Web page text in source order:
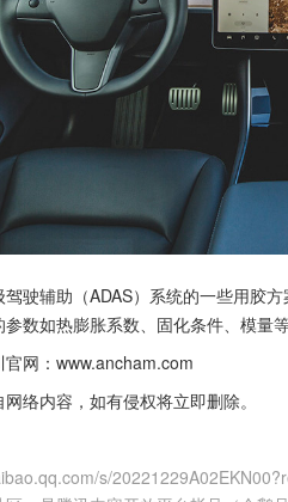
驶辅助（ADAS）系统的一些用胶
数如热膨胀系数、固化条件、模量
网：www.ancham.com
络内容，如有侵权将立即删除。
s/